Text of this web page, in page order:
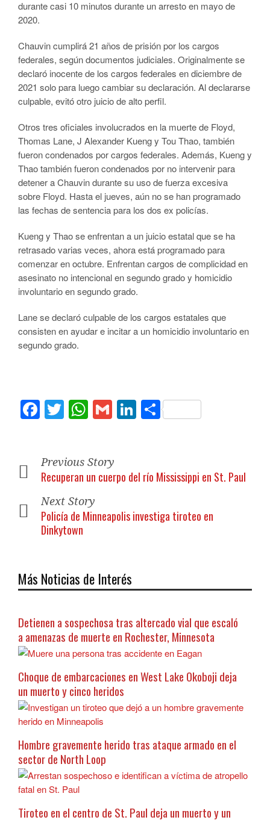
durante casi 10 minutos durante un arresto en mayo de
2020.
Chauvin cumplirá 21 años de prisión por los cargos
federales, según documentos judiciales. Originalmente se
declaró inocente de los cargos federales en diciembre de
2021 solo para luego cambiar su declaración. Al declararse
culpable, evitó otro juicio de alto perfil.
Otros tres oficiales involucrados en la muerte de Floyd,
Thomas Lane, J Alexander Kueng y Tou Thao, también
fueron condenados por cargos federales. Además, Kueng y
Thao también fueron condenados por no intervenir para
detener a Chauvin durante su uso de fuerza excesiva
sobre Floyd. Hasta el jueves, aún no se han programado
las fechas de sentencia para los dos ex policías.
Kueng y Thao se enfrentan a un juicio estatal que se ha
retrasado varias veces, ahora está programado para
comenzar en octubre. Enfrentan cargos de complicidad en
asesinato no intencional en segundo grado y homicidio
involuntario en segundo grado.
Lane se declaró culpable de los cargos estatales que
consisten en ayudar e incitar a un homicidio involuntario en
segundo grado.
Facebook
TwitterWhatsApp
GmailLinkedIn
Compartir
Previous Story
Recuperan un cuerpo del río Mississippi en St. Paul
Next Story
Policía de Minneapolis investiga tiroteo en
Dinkytown
Más Noticias de Interés
Detienen a sospechosa tras altercado vial que escaló
a amenazas de muerte en Rochester, Minnesota
Choque de embarcaciones en West Lake Okoboji deja
un muerto y cinco heridos
Hombre gravemente herido tras ataque armado en el
sector de North Loop
Tiroteo en el centro de St. Paul deja un muerto y un